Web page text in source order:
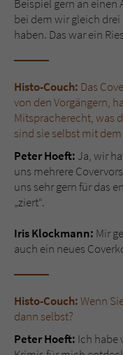
Beispiel gern an einen
bei dem wir gleich
haben. Das war ein
Histo-Couch: Das
von den Vorgängern,
Mitspracherecht, was
sind sie selbst mit dem
Peter Hoeft: Ja, wir
uns mehrere
uns sehr gern für das
„ziert“.
Iris Klockmann: Mir
auch ein neues
Histo-Couch:Wenn
dann selbst?
Peter Hoeft: Ich habe